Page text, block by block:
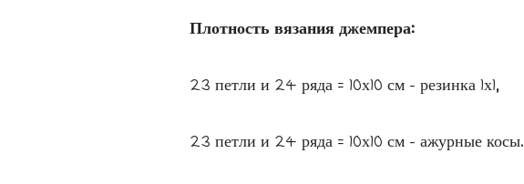
Плотность вязания джемпера:
23 петли и 24 ряда = 10х10 см - резинка 1х1,
23 петли и 24 ряда = 10х10 см - ажурные косы.